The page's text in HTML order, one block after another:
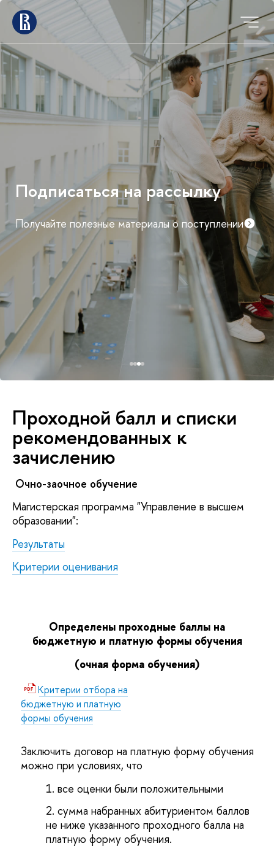
Мероприятия для
абитуриентов магистратуры
График дней открытых дверей и консультаций
факультетов
Проходной балл и списки
рекомендованных к
зачислению
Очно-заочное обучение
Магистерская программа "Управление в высшем
образовании":
Результаты
Критерии оценивания
Определены проходные баллы на
бюджетную и платную формы обучения
(очная форма обучения)
Критерии отбора на
бюджетную и платную
формы обучения
Заключить договор на платную форму обучения
можно при условиях, что
все оценки были положительными
сумма набранных абитуриентом баллов
не ниже указанного проходного балла на
платную форму обучения.